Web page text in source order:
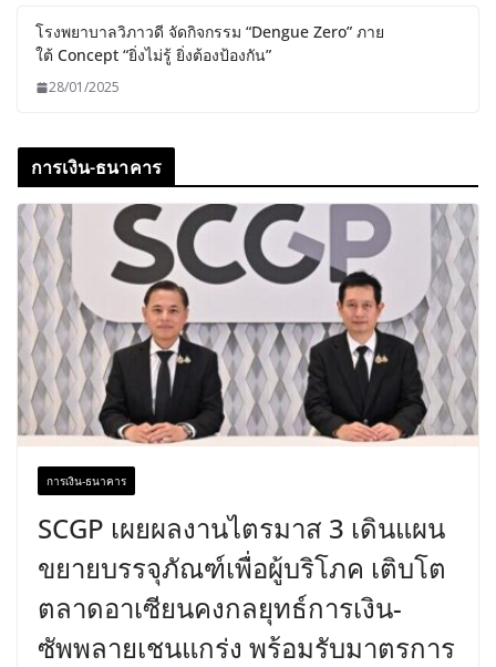
โรงพยาบาลวิภาวดี จัดกิจกรรม “Dengue Zero” ภาย
ใต้ Concept “ยิ่งไม่รู้ ยิ่งต้องป้องกัน”
28/01/2025
การเงิน-ธนาคาร
การเงิน-ธนาคาร
SCGP เผยผลงานไตรมาส 3 เดินแผน
ขยายบรรจุภัณฑ์เพื่อผู้บริโภค เติบโต
ตลาดอาเซียนคงกลยุทธ์การเงิน-
ซัพพลายเชนแกร่ง พร้อมรับมาตรการ